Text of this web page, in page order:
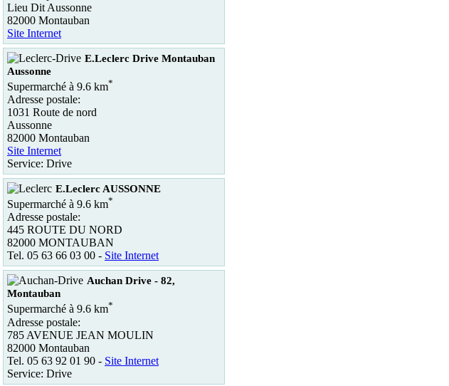
Lieu Dit Aussonne
82000 Montauban
Site Internet
E.Leclerc Drive Montauban
Aussonne
Supermarché à 9.6 km*
Adresse postale:
1031 Route de nord
Aussonne
82000 Montauban
Site Internet
Service: Drive
E.Leclerc AUSSONNE
Supermarché à 9.6 km*
Adresse postale:
445 ROUTE DU NORD
82000 MONTAUBAN
Tel. 05 63 66 03 00 - Site Internet
Auchan Drive - 82,
Montauban
Supermarché à 9.6 km*
Adresse postale:
785 AVENUE JEAN MOULIN
82000 Montauban
Tel. 05 63 92 01 90 - Site Internet
Service: Drive